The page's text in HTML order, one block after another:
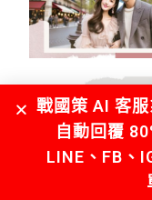
戰國策 AI 客
自動回覆
LINE、FB、